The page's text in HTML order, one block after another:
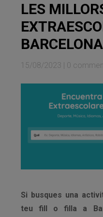
LES
BARCELONA
15/08/2023 0
Si busques una
teu fill o filla a